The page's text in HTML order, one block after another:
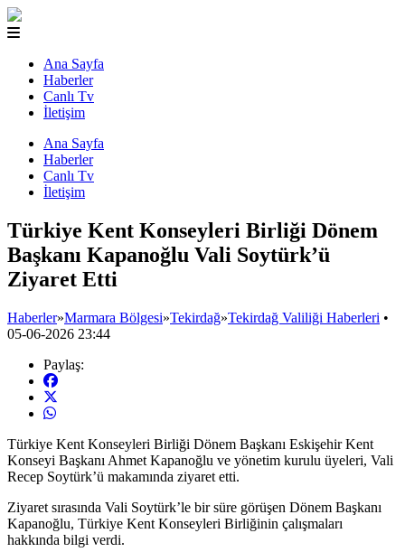
Ana Sayfa
Haberler
Canlı Tv
İletişim
Ana Sayfa
Haberler
Canlı Tv
İletişim
Türkiye Kent Konseyleri Birliği Dönem
Başkanı Kapanoğlu Vali Soytürk’ü
Ziyaret Etti
Haberler»Marmara Bölgesi»Tekirdağ»Tekirdağ Valiliği Haberleri •
05-06-2026 23:44
Paylaş:
Türkiye Kent Konseyleri Birliği Dönem Başkanı Eskişehir Kent
Konseyi Başkanı Ahmet Kapanoğlu ve yönetim kurulu üyeleri, Vali
Recep Soytürk’ü makamında ziyaret etti.
Ziyaret sırasında Vali Soytürk’le bir süre görüşen Dönem Başkanı
Kapanoğlu, Türkiye Kent Konseyleri Birliğinin çalışmaları
hakkında bilgi verdi.